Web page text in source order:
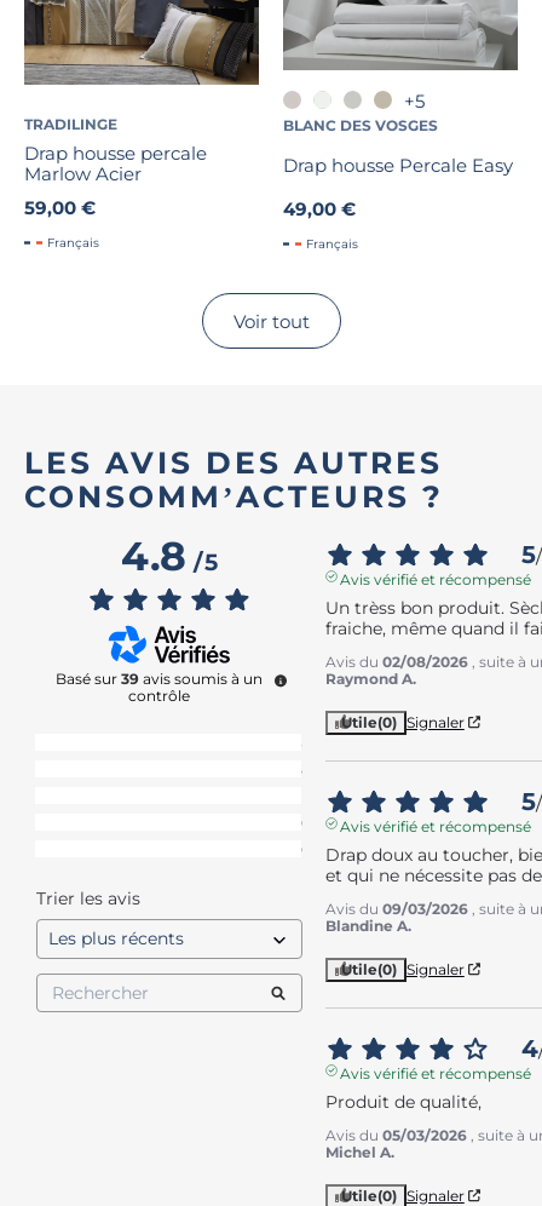
TRADILINGE
Drap housse percale
Marlow Acier
59,00 €
Français
+5
BLANC DES VOSGES
Drap housse Percale Easy
49,00 €
Français
Voir tout
LES AVIS DES AUTRES
CONSOMM’ACTEURS ?
4.8/5
Basé sur 39 avis soumis à un
contrôle
33
5
0
0
Trier les avis
5/
Avis vérifié et récompensé
Un trèss bon produit.
fraiche, même quand il
Avis du 02/08/2026
, suite à
Raymond A.
Utile(0) Signaler
5/
Avis vérifié et récompensé
Drap doux au toucher,
et qui ne nécessite pas
Avis du 09/03/2026
, suite à
Blandine A.
Utile(0) Signaler
4
Avis vérifié et récompensé
Produit de qualité,
Avis du 05/03/2026
, suite à
Michel A.
Utile(0) Signaler